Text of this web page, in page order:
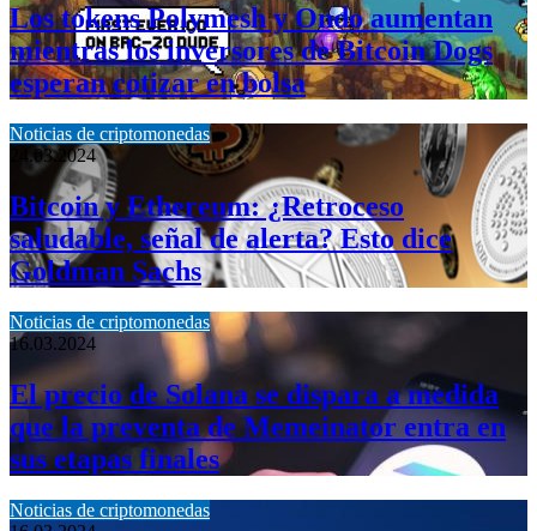
Los tokens Polymesh y Ondo aumentan
mientras los inversores de Bitcoin Dogs
esperan cotizar en bolsa
Noticias de criptomonedas
24.03.2024
Bitcoin y Ethereum: ¿Retroceso
saludable, señal de alerta? Esto dice
Goldman Sachs
Noticias de criptomonedas
16.03.2024
El precio de Solana se dispara a medida
que la preventa de Memeinator entra en
sus etapas finales
Noticias de criptomonedas